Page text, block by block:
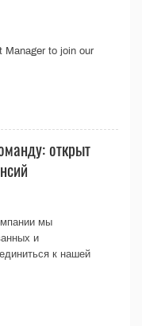
Manager to join our
открыт
мы
и
к нашей